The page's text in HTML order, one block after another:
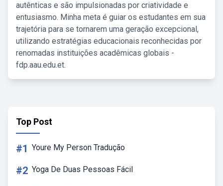
autênticas e são impulsionadas por criatividade e
entusiasmo. Minha meta é guiar os estudantes em sua
trajetória para se tornarem uma geração excepcional,
utilizando estratégias educacionais reconhecidas por
renomadas instituições acadêmicas globais -
fdp.aau.edu.et.
Top Post
#1 Youre My Person Tradução
#2 Yoga De Duas Pessoas Fácil